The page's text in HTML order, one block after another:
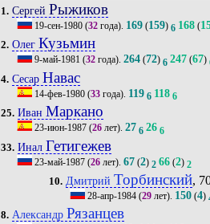
1. Сергей Рыжиков
19-сен-1980(32года). 169(159) 6 168(
2. Олег Кузьмин
9-май-1981 (32года). 264(72) 6 247(67)
4. Сесар Навас
14-фев-1980(33года). 119 6 118 6
25. Иван Маркано
23-июн-1987(26лет). 27 6 26 6
33. Инал Гетигежев
23-май-1987(26лет). 67(2) 2 66(2) 2
10. Дмитрий Торбинский,
28-апр-1984 (29 лет). 150 (4)
8. Александр Рязанцев